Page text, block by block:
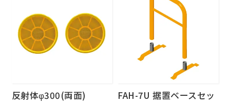
反射体φ300(両面)
FAH-7U 据置ベースセッ